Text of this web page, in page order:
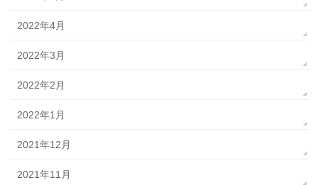
2022年4月
2022年3月
2022年2月
2022年1月
2021年12月
2021年11月